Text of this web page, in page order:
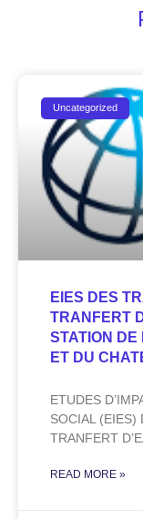
Uncategorized
EIES DES
TRANFERT
STATION DE
ET DU
ETUDES
SOCIAL (EIES)
TRANFERT
READ MORE »